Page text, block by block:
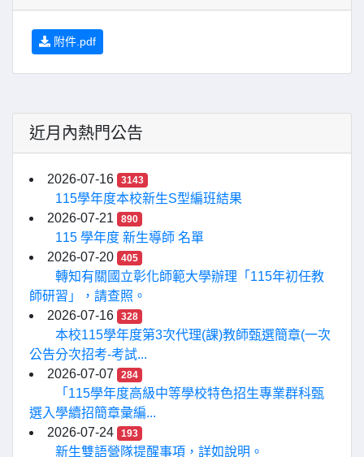
附件.pdf
近月內熱門公告
2026-07-16 3143
115學年度本校新生S型編班結果
2026-07-21
890
115 學年度 新生導師 名單
2026-07-20
405
轉知有關國立彰化師範大學辦理「115年初任教
師研習」，請查照。
2026-07-16
328
本校115學年度第3次代理(課)教師甄選簡章(一次
公告分次招考-考試...
2026-07-07
284
「115學年度高級中等學校特色招生專業群科甄
選入學續招簡章彙編...
2026-07-24
193
新生雙語營隊提醒事項，詳如說明。